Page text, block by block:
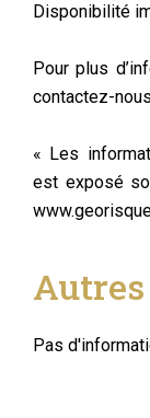
Disponibilité
Pour plus
contactez-
« Les
est exposé
Pas